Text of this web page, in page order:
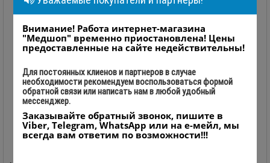
Матрацы для каталок Merivaara Antistatic
Внимание! Работа интернет-магазина
"Медшоп" временно приостановлена! Цены
предоставленные на сайте недействительны!
Для постоянных клиенов и партнеров в случае
необходимости рекомендуем воспользоваться формой
обратной связи или написать нам в любой удобный
мессенджер.
Заказывайте обратный звонок, пишите в
Viber, Telegram, WhatsApp или на е-мейл, мы
всегда вам ответим по возможности!!!